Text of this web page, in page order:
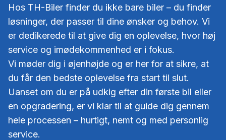
Hos TH-Biler finder du ikke bare biler – du finder
løsninger, der passer til dine ønsker og behov. Vi
er dedikerede til at give dig en oplevelse, hvor høj
service og imødekommenhed er i fokus.
Vi møder dig i øjenhøjde og er her for at sikre, at
du får den bedste oplevelse fra start til slut.
Uanset om du er på udkig efter din første bil eller
en opgradering, er vi klar til at guide dig gennem
hele processen – hurtigt, nemt og med personlig
service.